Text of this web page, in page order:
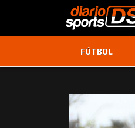
FÚTBOL